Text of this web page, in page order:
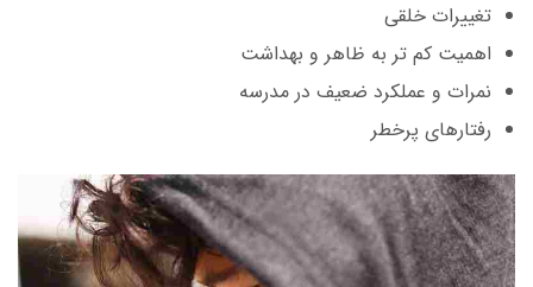
تغییرات خلقی
اهمیت کم تر به ظاهر و بهداشت
نمرات و عملکرد ضعیف در مدرسه
رفتارهای پرخطر